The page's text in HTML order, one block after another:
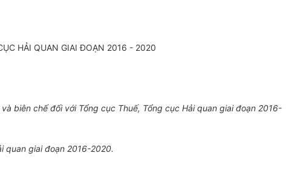
HẢI QUAN GIAI ĐOẠN 2016 - 2020
biên chế đối với Tổng cục Thuế, Tổng cục Hải quan giai đoạn 2016-
quan giai đoạn 2016-2020.